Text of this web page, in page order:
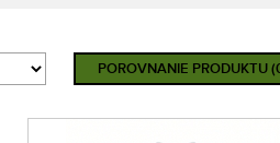
POROVNANIE PRODUKTU